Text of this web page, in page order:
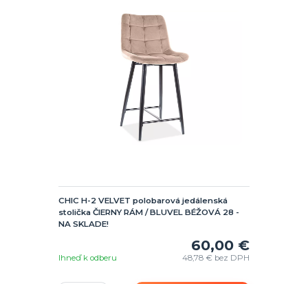
CHIC H-2 VELVET polobarová jedálenská
stolička ČIERNY RÁM / BLUVEL BÉŽOVÁ 28 -
NA SKLADE!
60,00 €
48,78 € bez DPH
Ihneď k odberu